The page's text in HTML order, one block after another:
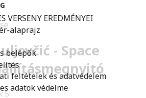
VERSENY EREDMÉNYEI
alaprajz
belépők
feltételek és adatvédelem
adatok védelme
- Space
5.